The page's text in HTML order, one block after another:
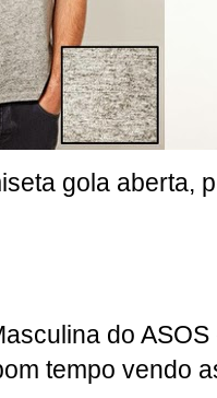
gola aberta,
do
tempo vendo